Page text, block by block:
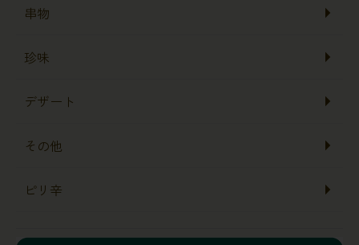
串物
珍味
デザート
その他
ピリ辛